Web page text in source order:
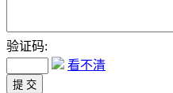
验证码:
看不清